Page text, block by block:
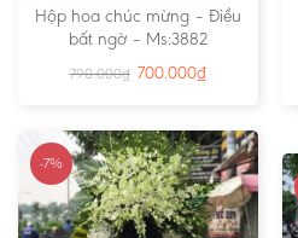
Hộp hoa chúc mừng – Điều
bất ngờ – Ms:3882
790.000₫ 700.000₫
-7%